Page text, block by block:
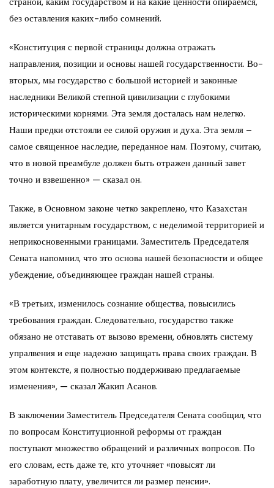
без оставления каких-либо сомнений.
«Конституция с первой страницы должна отражать
направления, позиции и основы нашей государственности. Во-
вторых, мы государство с большой историей и законные
наследники Великой степной цивилизации с глубокими
историческими корнями. Эта земля досталась нам нелегко.
Наши предки отстояли ее силой оружия и духа. Эта земля –
самое священное наследие, переданное нам. Поэтому, считаю,
что в новой преамбуле должен быть отражен данный завет
точно и взвешенно» — сказал он.
Также, в Основном законе четко закреплено, что Казахстан
является унитарным государством, с неделимой территорией и
неприкосновенными границами. Заместитель Председателя
Сената напомнил, что это основа нашей безопасности и общее
убеждение, объединяющее граждан нашей страны.
«В третьих, изменилось сознание общества, повысились
требования граждан. Следовательно, государство также
обязано не отставать от вызово времени, обновлять систему
упралвения и еще надежно защищать права своих граждан. В
этом контексте, я полностью поддерживаю предлагаемые
изменения», — сказал Жакип Асанов.
В заключении Заместитель Председателя Сената сообщил, что
по вопросам Конституционной реформы от граждан
поступают множество обращений и различных вопросов. По
его словам, есть даже те, кто уточняет «повысят ли
заработную плату, увеличится ли размер пенсии».